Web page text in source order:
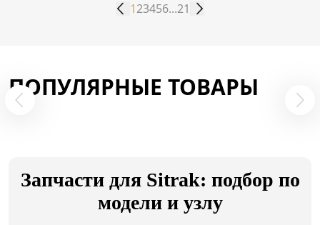
123456...21
ПОПУЛЯРНЫЕ ТОВАРЫ
Запчасти для Sitrak: подбор по
модели и узлу